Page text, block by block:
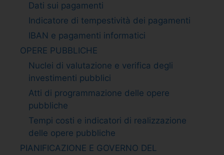
Dati sui pagamenti
Indicatore di tempestività dei pagamenti
IBAN e pagamenti informatici
OPERE PUBBLICHE
Nuclei di valutazione e verifica degli
investimenti pubblici
Atti di programmazione delle opere
pubbliche
Tempi costi e indicatori di realizzazione
delle opere pubbliche
PIANIFICAZIONE E GOVERNO DEL